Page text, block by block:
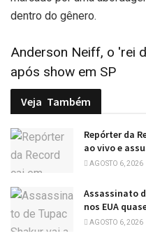
dentro do gênero.
Anderson Neiff, o 'rei
após show em SP
Veja Também
Repórter da
ao vivo e
AGOSTO 6, 2026
Assassinato
nos EUA
AGOSTO 6, 2026